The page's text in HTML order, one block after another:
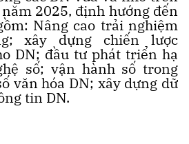
2025, định hướng đến
Nâng cao trải nghiệm
xây dựng chiến lược
DN; đầu tư phát triển hạ
số; vận hành số trong
văn hóa DN; xây dựng dữ
tin DN.